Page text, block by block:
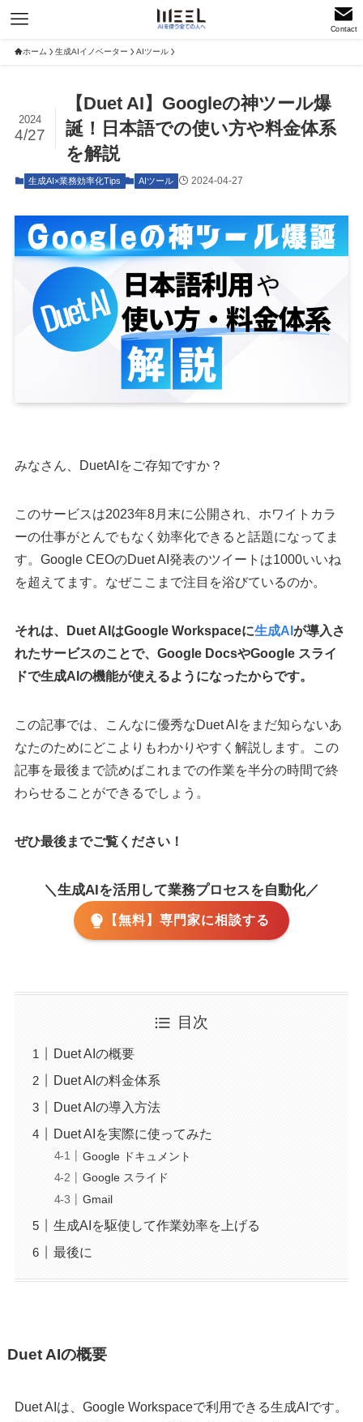
Contact
ホーム 生成AIイノベーター AIツール
【Duet AI】Googleの神ツール爆
誕！日本語での使い方や料金体系
を解説
2024
4/27
生成AI×業務効率化Tips AIツール 2024-04-27
みなさん、DuetAIをご存知ですか？
このサービスは2023年8月末に公開され、ホワイトカラ
ーの仕事がとんでもなく効率化できると話題になってま
す。Google CEOのDuet AI発表のツイートは1000いいね
を超えてます。なぜここまで注目を浴びているのか。
それは、Duet AIはGoogle Workspaceに生成AI が導入さ
れたサービスのことで、Google DocsやGoogle スライ
ドで生成AIの機能が使えるようになったからです。
この記事では、こんなに優秀なDuet AIをまだ知らないあ
なたのためにどこよりもわかりやすく解説します。この
記事を最後まで読めばこれまでの作業を半分の時間で終
わらせることができるでしょう。
ぜひ最後までご覧ください！
＼生成AIを活用して業務プロセスを自動化／
【無料】専門家に相談する
目次
Duet AIの概要
Duet AIの料金体系
Duet AIの導入方法
Duet AIを実際に使ってみた
Google ドキュメント
Google スライド
Gmail
生成AIを駆使して作業効率を上げる
最後に
Duet AIの概要
Duet AIは、Google Workspaceで利用できる生成AIです。